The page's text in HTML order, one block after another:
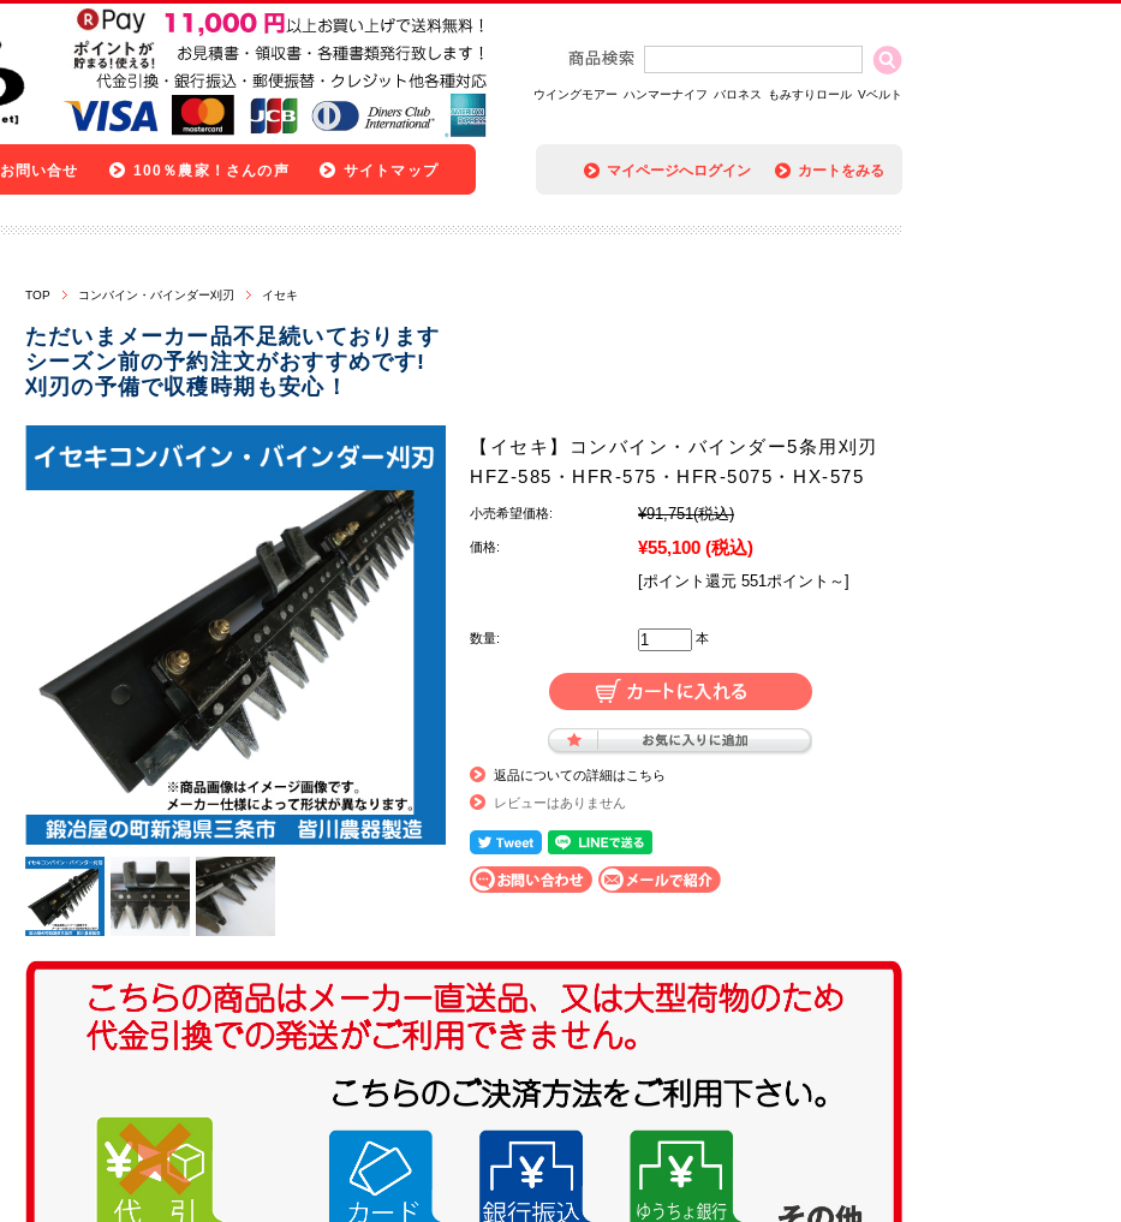
ウイングモアー ハンマーナイフ バロネス もみすりロール Vベルト
マイページへログイン カートをみる
お問い合せ 100％農家！さんの声 サイトマップ
TOP コンバイン・バインダー刈刃 イセキ
ただいまメーカー品不足続いております
シーズン前の予約注文がおすすめです!
刈刃の予備で収穫時期も安心！
【イセキ】コンバイン・バインダー5条用刈刃
HFZ-585・HFR-575・HFR-5075・HX-575
小売希望価格: ¥91,751(税込)
価格: ¥55,100 (税込)
[ポイント還元 551ポイント～]
数量: 本
返品についての詳細はこちら
レビューはありません